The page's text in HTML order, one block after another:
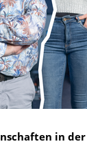
in der